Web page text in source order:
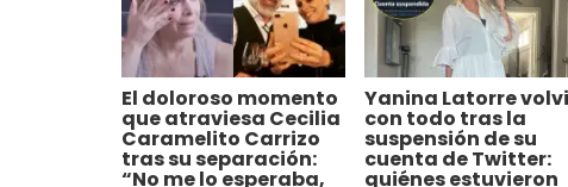
El doloroso momento
que atraviesa Cecilia
Caramelito Carrizo
tras su separación:
“No me lo esperaba,
Yanina Latorre
con todo tras la
suspensión de su
cuenta de Twitter:
quiénes estuvieron